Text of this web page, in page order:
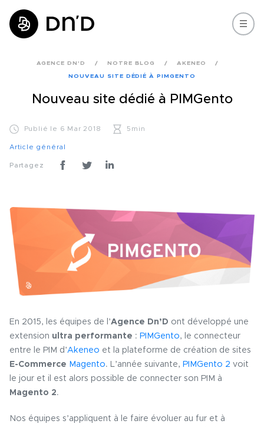
AGENCE DN'D NOTRE BLOG AKENEO
NOUVEAU SITE DÉDIÉ À PIMGENTO
Nouveau site dédié à PIMGento
Publié le 6 Mar 2018 5min
Article général
Partagez
En 2015, les équipes de l’Agence Dn’D ont développé une
extension ultra performante : PIMGento, le connecteur
entre le PIM d’Akeneo et la plateforme de création de sites
E-Commerce Magento. L’année suivante, PIMGento 2 voit
le jour et il est alors possible de connecter son PIM à
Magento 2.
Nos équipes s’appliquent à le faire évoluer au fur et à